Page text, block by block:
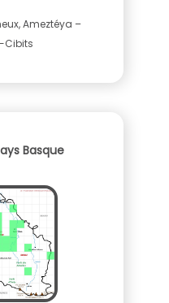
Ameztéya –
Cibits
Basque